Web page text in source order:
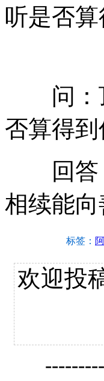
听是否算
问：顶
否算得到
回答：
相续能
标签：
欢迎投